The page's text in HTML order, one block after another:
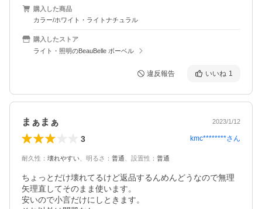
購入した商品
カラー/ホワイト・ライトナチュラル
購入したストア
ライト・照明のBeauBelle ボーベル
違反報告 いいね 1
まぁまぁ 2023/1/12
3 kmc********さん
耐久性 ： 壊れやすい 明るさ ： 普通 設置性 ： 普通
ちょっとだけ壊れてるけど返品するんめんどうなので無理
矢理直してそのまま使います。
安いので小言だけにしときます。